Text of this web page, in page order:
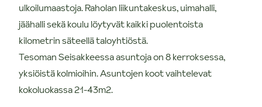
ulkoilumaastoja. Raholan liikuntakeskus, uimahalli,
jäähalli sekä koulu löytyvät kaikki puolentoista
kilometrin säteellä taloyhtiöstä.
Tesoman Seisakkeessa asuntoja on 8 kerroksessa,
yksiöistä kolmioihin. Asuntojen koot vaihtelevat
kokoluokassa 21-43m2.